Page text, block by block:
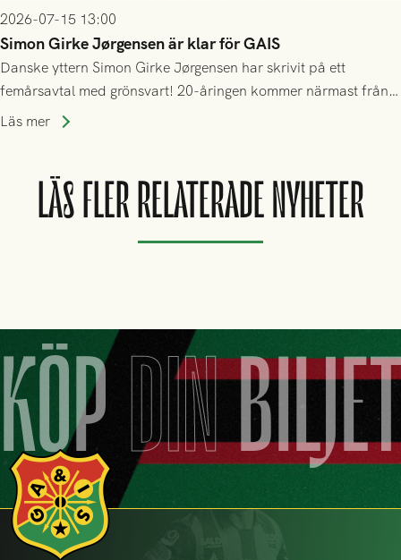
2026-07-15 13:00
Simon Girke Jørgensen är klar för GAIS
Danske yttern Simon Girke Jørgensen har skrivit på ett
femårsavtal med grönsvart! 20-åringen kommer närmast från
spel i färöiska Skála IF.
Läs mer
LÄS FLER RELATERADE NYHETER
KÖPDIN